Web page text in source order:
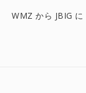
WMZ から JBIG に